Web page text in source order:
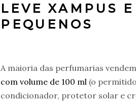
LEVE XAMPUS
PEQUENOS
A maioria das perfumarias
com volume de 100 ml (o
condicionador, protetor solar e